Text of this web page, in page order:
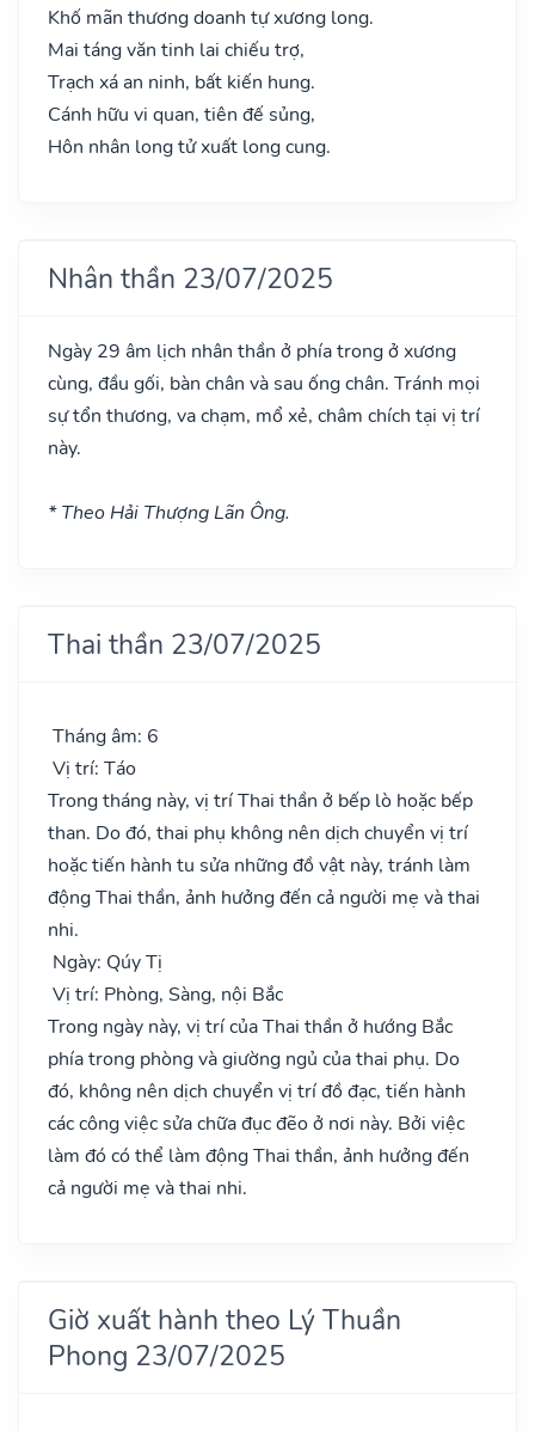
Khố mãn thương doanh tự xương long.
Mai táng văn tinh lai chiếu trợ,
Trạch xá an ninh, bất kiến hung.
Cánh hữu vi quan, tiên đế sủng,
Hôn nhân long tử xuất long cung.
Nhân thần 23/07/2025
Ngày 29 âm lịch nhân thần ở phía trong ở xương
cùng, đầu gối, bàn chân và sau ống chân. Tránh mọi
sự tổn thương, va chạm, mổ xẻ, châm chích tại vị trí
này.
* Theo Hải Thượng Lãn Ông.
Thai thần 23/07/2025
Tháng âm: 6
Vị trí: Táo
Trong tháng này, vị trí Thai thần ở bếp lò hoặc bếp
than. Do đó, thai phụ không nên dịch chuyển vị trí
hoặc tiến hành tu sửa những đồ vật này, tránh làm
động Thai thần, ảnh hưởng đến cả người mẹ và thai
nhi.
Ngày: Qúy Tị
Vị trí: Phòng, Sàng, nội Bắc
Trong ngày này, vị trí của Thai thần ở hướng Bắc
phía trong phòng và giường ngủ của thai phụ. Do
đó, không nên dịch chuyển vị trí đồ đạc, tiến hành
các công việc sửa chữa đục đẽo ở nơi này. Bởi việc
làm đó có thể làm động Thai thần, ảnh hưởng đến
cả người mẹ và thai nhi.
Giờ xuất hành theo Lý Thuần
Phong 23/07/2025